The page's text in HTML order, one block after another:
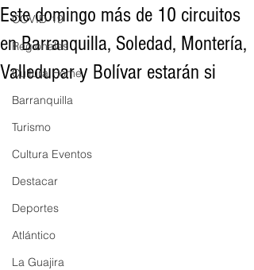
COVID-19
Regionales
Cultura Home
Barranquilla
Turismo
Cultura Eventos
Destacar
Deportes
Atlántico
La Guajira
Este domingo más de 10 circuitos
en Barranquilla, Soledad, Montería,
Valledupar y Bolívar estarán si